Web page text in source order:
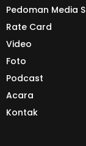
Pedoman Media
Rate Card
Video
Foto
Podcast
Acara
Kontak